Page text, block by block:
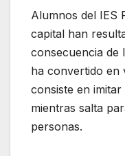
Alumnos del IES
capital han
consecuencia de
ha convertido en
consiste en
mientras salta
personas.